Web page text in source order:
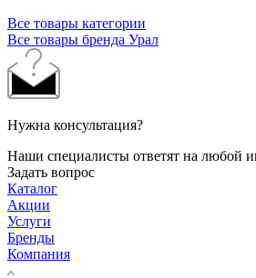
Все товары категории
Все товары бренда Урал
Нужна консультация?
Наши специалисты ответят на любой
Задать вопрос
Каталог
Акции
Услуги
Бренды
Компания